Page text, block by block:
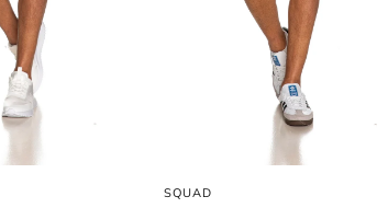
SQUAD